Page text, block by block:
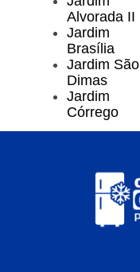
Alvorada II
Jardim
Brasília
Jardim São
Dimas
Jardim
Córrego